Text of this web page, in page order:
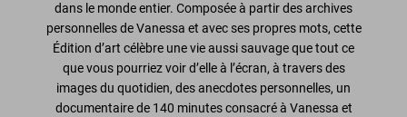
dans le monde entier. Composée à partir des archives
personnelles de Vanessa et avec ses propres mots, cette
Édition d’art célèbre une vie aussi sauvage que tout ce
que vous pourriez voir d’elle à l’écran, à travers des
images du quotidien, des anecdotes personnelles, un
documentaire de 140 minutes consacré à Vanessa et